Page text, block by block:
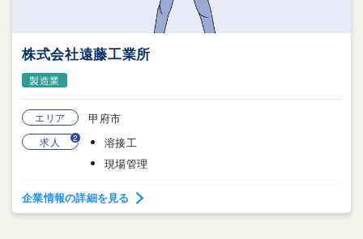
株式会社遠藤工業所
製造業
エリア 甲府市
求人 2
溶接工
現場管理
企業情報の詳細を見る